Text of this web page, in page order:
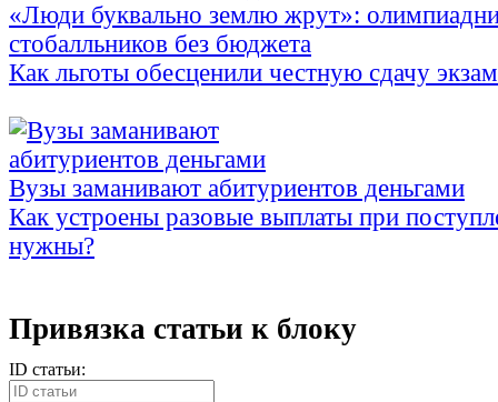
«Люди буквально землю жрут»:
стобалльников без бюджета
Как льготы обесценили честную сдачу
Вузы заманивают абитуриентов деньгами
Как устроены разовые выплаты при
нужны?
Привязка статьи к блоку
ID статьи: